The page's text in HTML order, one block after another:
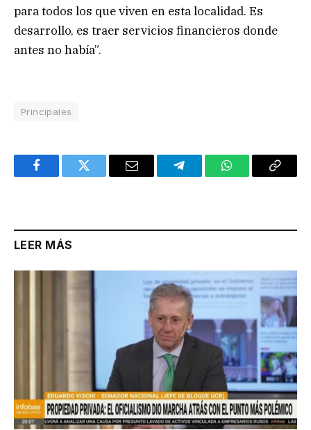
para todos los que viven en esta localidad. Es
desarrollo, es traer servicios financieros donde
antes no había”.
Principales
FacebookTwitter Email TelegramWhatsAppCopy
LEER MÁS